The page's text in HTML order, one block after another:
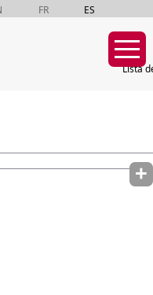
FR ES
Lista